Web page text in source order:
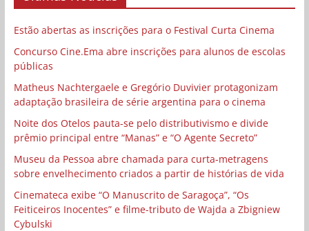
Estão abertas as inscrições para o Festival Curta Cinema
Concurso Cine.Ema abre inscrições para alunos de escolas
públicas
Matheus Nachtergaele e Gregório Duvivier protagonizam
adaptação brasileira de série argentina para o cinema
Noite dos Otelos pauta-se pelo distributivismo e divide
prêmio principal entre “Manas” e “O Agente Secreto”
Museu da Pessoa abre chamada para curta-metragens
sobre envelhecimento criados a partir de histórias de vida
Cinemateca exibe “O Manuscrito de Saragoça”, “Os
Feiticeiros Inocentes” e filme-tributo de Wajda a Zbigniew
Cybulski